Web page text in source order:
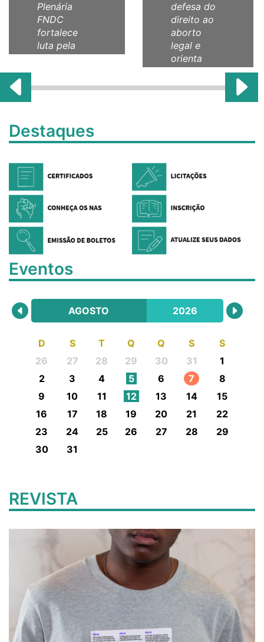
Plenária
FNDC
fortalece
luta pela
humano!
defesa do
direito ao
aborto
legal e
orienta
com Nota
Destaques
Eventos
AGOSTO 2026
D S T Q Q S
S
26
27 28 29 30 31
1
2
3 4 5 6 7
8
9
10 11 12 13 14
15
16
17 18 19 20 21
22
23
24 25 26 27 28
29
30
31
REVISTA